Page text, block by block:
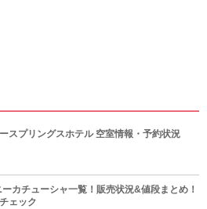
スプリングスホテル 空室情報・予約状況
ーカチューシャ一覧！販売状況&値段まとめ！
ェック